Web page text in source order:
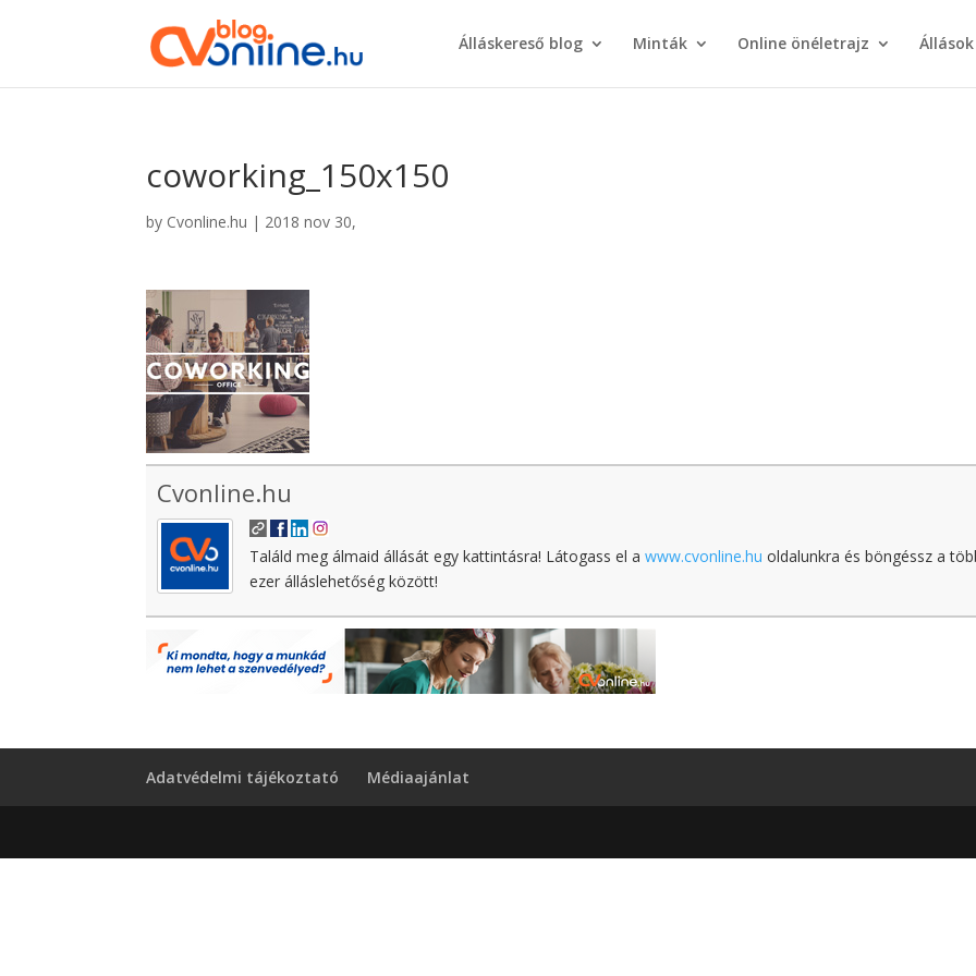
Álláskereső blog Minták Online önéletrajz Állások
coworking_150x150
by Cvonline.hu | 2018 nov 30,
Cvonline.hu
Találd meg álmaid állását egy kattintásra! Látogass el awww.cvonline.hu oldalunkra és böngéssz a
ezer álláslehetőség között!
Adatvédelmi tájékoztató Médiaajánlat